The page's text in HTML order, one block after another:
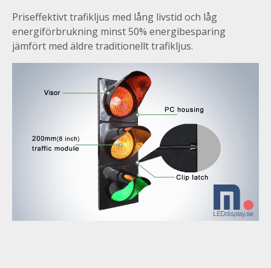
Priseffektivt trafikljus med lång livstid och låg
energiförbrukning minst 50% energibesparing
jämfört med äldre traditionellt trafikljus.